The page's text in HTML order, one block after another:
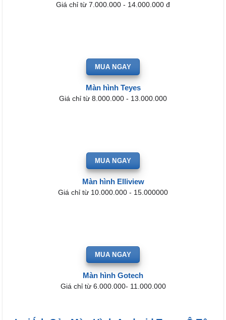
Giá chỉ từ 7.000.000 - 14.000.000 đ
MUA NGAY
Màn hình Teyes
Giá chỉ từ 8.000.000 - 13.000.000
MUA NGAY
Màn hình Elliview
Giá chỉ từ 10.000.000 - 15.000000
MUA NGAY
Màn hình Gotech
Giá chỉ từ 6.000.000- 11.000.000